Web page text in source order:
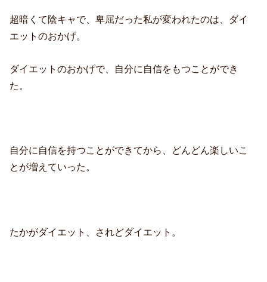
超暗くて陰キャで、卑屈だった私が変われたのは、ダイ
エットのおかげ。
ダイエットのおかげで、自分に自信をもつことができ
た。
自分に自信を持つことができてから、どんどん楽しいこ
とが増えていった。
たかがダイエット、されどダイエット。